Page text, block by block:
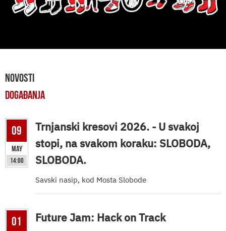
NOVOSTI
DOGAĐANJA
09
May
14:00
Trnjanski kresovi 2026. - U svakoj
stopi, na svakom koraku: SLOBODA,
SLOBODA.
Savski nasip, kod Mosta Slobode
01 Future Jam: Hack on Track